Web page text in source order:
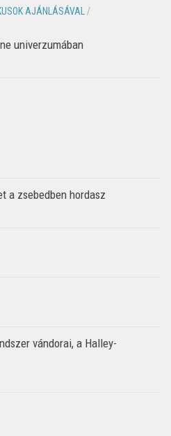
AJÁNLÁSÁVAL
/
univerzumában
a zsebedben hordasz
vándorai, a Halley-